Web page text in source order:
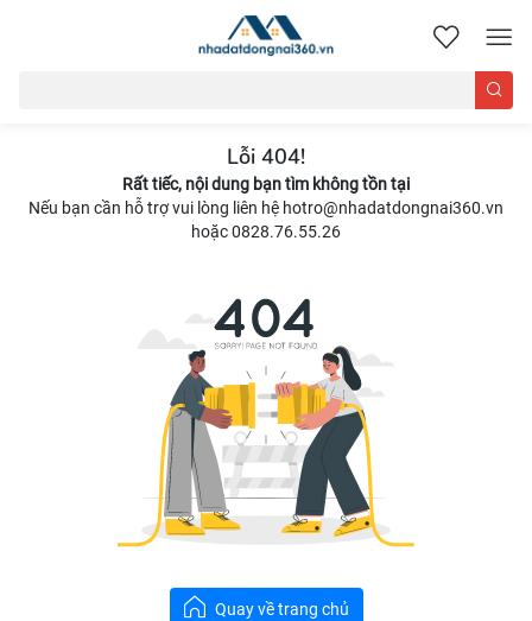
nhadatdongnai360.vn
Lỗi 404!
Rất tiếc, nội dung bạn tìm không tồn tại
Nếu bạn cần hỗ trợ vui lòng liên hệ hotro@nhadatdongnai360.vn
hoặc 0828.76.55.26
Quay về trang chủ